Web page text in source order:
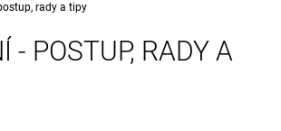
rady a tipy
- POSTUP, RADY A